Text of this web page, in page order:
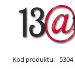
Kod produktu: 5304